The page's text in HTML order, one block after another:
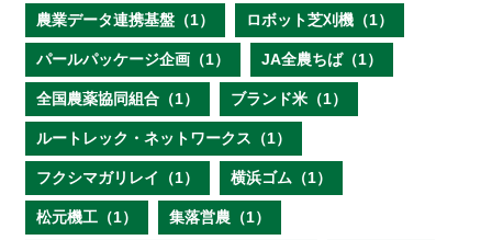
農業データ連携基盤（1） ロボット芝刈機（1）
パールパッケージ企画（1） JA全農ちば（1）
全国農薬協同組合（1） ブランド米（1）
ルートレック・ネットワークス（1）
フクシマガリレイ（1） 横浜ゴム（1）
松元機工（1） 集落営農（1）